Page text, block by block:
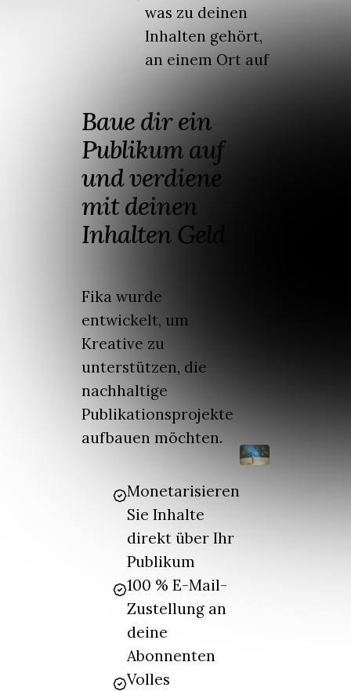
was zu deinen
Inhalten gehört,
an einem Ort auf
Baue dir ein
Publikum auf
und verdiene
mit deinen
Inhalten Geld
Fika wurde
entwickelt, um
Kreative zu
unterstützen, die
nachhaltige
Publikationsprojekte
aufbauen möchten.
Monetarisieren
Sie Inhalte
direkt über Ihr
Publikum
100 % E-Mail-
Zustellung an
deine
Abonnenten
Volles